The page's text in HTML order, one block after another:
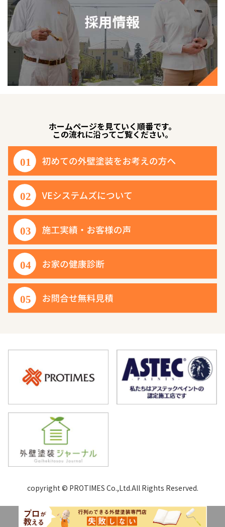
ホームページを見ていく順番です。
この流れに沿ってご覧ください。
copyright © PROTIMES Co.,Ltd.All Rights Reserved.